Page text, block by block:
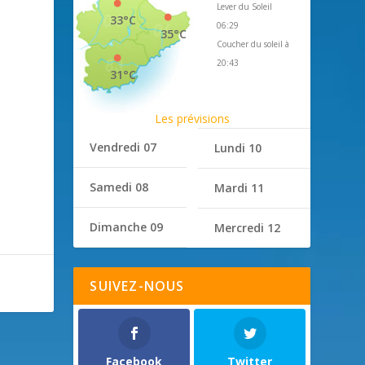
35°C
33°C
31°C
Lever du Soleil
06:29
Coucher du soleil à
20:43
Les prévisions
Vendredi 07
Samedi 08
Dimanche 09
Lundi 10
Mardi 11
Mercredi 12
SUIVEZ-NOUS
Facebook Twitter